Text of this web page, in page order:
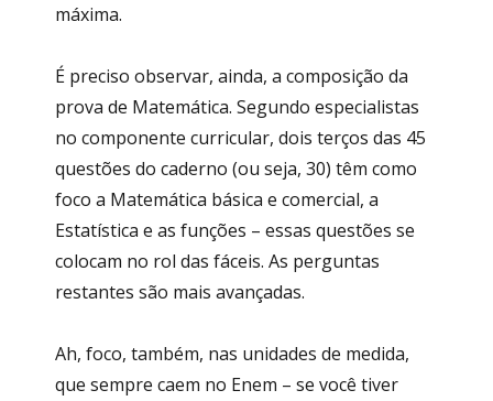
máxima.
É preciso observar, ainda, a composição da
prova de Matemática. Segundo especialistas
no componente curricular, dois terços das 45
questões do caderno (ou seja, 30) têm como
foco a Matemática básica e comercial, a
Estatística e as funções – essas questões se
colocam no rol das fáceis. As perguntas
restantes são mais avançadas.
Ah, foco, também, nas unidades de medida,
que sempre caem no Enem – se você tiver